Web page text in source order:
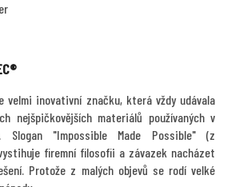
velmi inovativní značku, která vždy udávala
nejšpičkovějších materiálů používaných v
Slogan "Impossible Made Possible" (z
firemní filosofii a závazek nacházet
Protože z malých objevů se rodí velké